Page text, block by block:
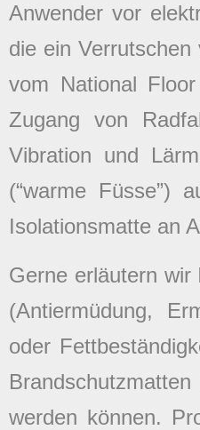
Anwender vor
die ein
vom National
Zugang von
Vibration und
(“warme Füsse”)
Isolationsmatte an
Gerne erläutern wir
(Antiermüdung,
oder
werden können.